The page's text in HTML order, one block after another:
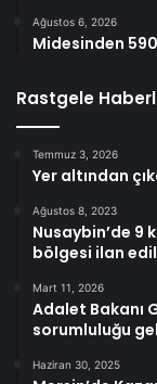
Ağustos 6, 2026
Midesinden
Rastgele
Temmuz 3, 2026
Yer altından
Ağustos 8, 2023
Nusaybin’de 9
bölgesi ilan
Mart 11, 2026
Adalet Bakanı
sorumluluğu
Haziran 30, 2025